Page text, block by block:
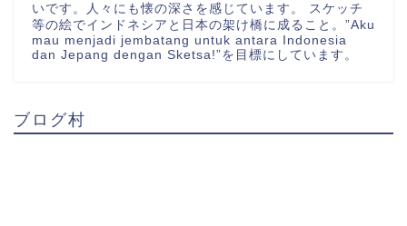
いです。人々にも懐の深さを感じています。 スケッチ
等の絵でインドネシアと日本の架け橋に成ること。”Aku
mau menjadi jembatang untuk antara Indonesia
dan Jepang dengan Sketsa!”を目標にしています。
ブログ村